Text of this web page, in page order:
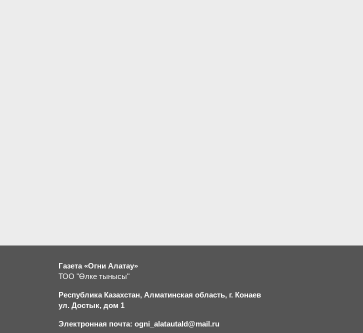
Газета «Огни Алатау»
ТОО "Өлке тынысы"
Республика Казахстан, Алматинская область, г. Конаев
ул. Достык, дом 1
Электронная почта: ogni_alatautald@mail.ru